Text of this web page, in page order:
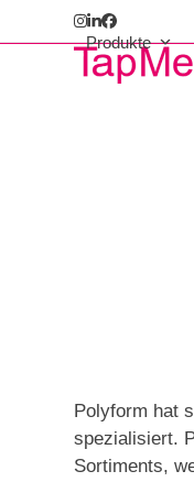
to
Instagram
LinkedIn
Facebook
Produkte
Polyform hat
spezialisiert.
Sortiments,